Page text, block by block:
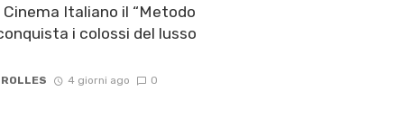
Italiano il “Metodo
i colossi del lusso
4 giorni ago 0